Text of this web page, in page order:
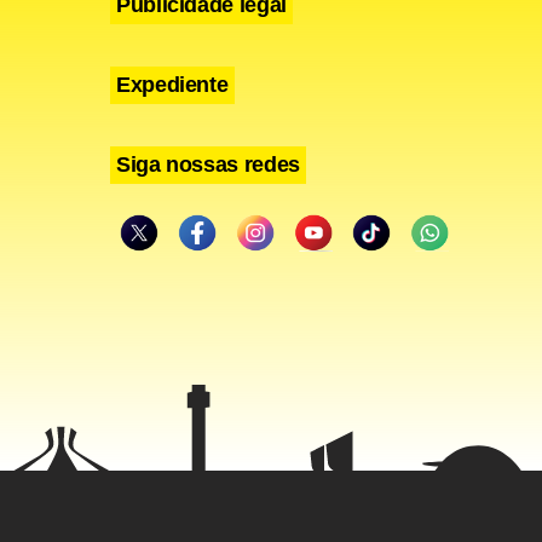
de
foi
jogador.
Expediente
Siga nossas redes